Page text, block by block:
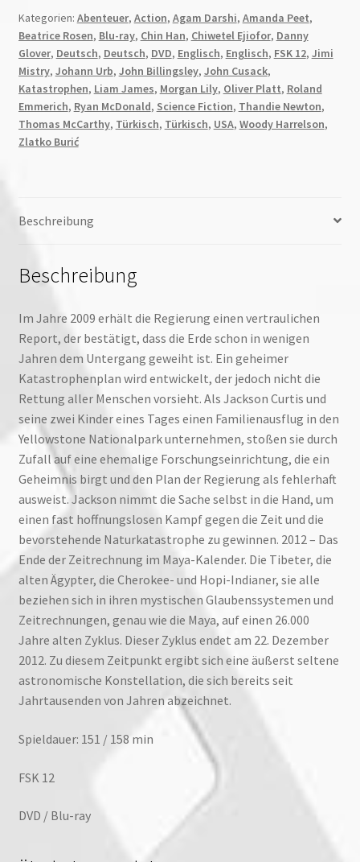
Kategorien: Abenteuer, Action, Agam Darshi, Amanda Peet,
Beatrice Rosen, Blu-ray, Chin Han, Chiwetel Ejiofor, Danny
Glover, Deutsch, Deutsch, DVD, Englisch, Englisch, FSK 12, Jimi
Mistry, Johann Urb, John Billingsley, John Cusack,
Katastrophen, Liam James, Morgan Lily, Oliver Platt, Roland
Emmerich, Ryan McDonald, Science Fiction, Thandie Newton,
Thomas McCarthy, Türkisch, Türkisch, USA, Woody Harrelson,
Zlatko Burić
Beschreibung
Beschreibung
Im Jahre 2009 erhält die Regierung einen vertraulichen
Report, der bestätigt, dass die Erde schon in wenigen
Jahren dem Untergang geweiht ist. Ein geheimer
Katastrophenplan wird entwickelt, der jedoch nicht die
Rettung aller Menschen vorsieht. Als Jackson Curtis und
seine zwei Kinder eines Tages einen Familienausflug in den
Yellowstone Nationalpark unternehmen, stoßen sie durch
Zufall auf eine ehemalige Forschungseinrichtung, die ein
Geheimnis birgt und den Plan der Regierung als fehlerhaft
ausweist. Jackson nimmt die Sache selbst in die Hand, um
einen fast hoffnungslosen Kampf gegen die Zeit und die
bevorstehende Naturkatastrophe zu gewinnen. 2012 – Das
Ende der Zeitrechnung im Maya-Kalender. Die Tibeter, die
alten Ägypter, die Cherokee- und Hopi-Indianer, sie alle
beziehen sich in ihren mystischen Glaubenssystemen und
Zeitrechnungen, genau wie die Maya, auf einen 26.000
Jahre alten Zyklus. Dieser Zyklus endet am 22. Dezember
2012. Zu diesem Zeitpunkt ergibt sich eine äußerst seltene
astronomische Konstellation, die sich bereits seit
Jahrtausenden von Jahren abzeichnet.
Spieldauer: 151 / 158 min
FSK 12
DVD / Blu-ray